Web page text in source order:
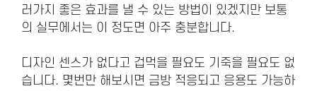
러가지 좋은 효과를 낼 수 있는 방법이 있겠지만 보통
의 실무에서는 이 정도면 아주 충분합니다.
디자인 센스가 없다고 겁먹을 필요도 기죽을 필요도 없
습니다. 몇번만 해보시면 금방 적응되고 응용도 가능하